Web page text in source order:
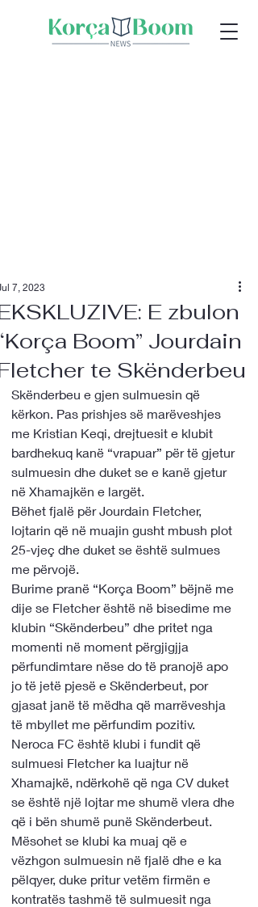
E zbulon
Boom” Jourdain
te Skënderbeu
7, 2023
Skënderbeu e gjen sulmuesin që
kërkon. Pas prishjes së marëveshjes
me Kristian Keqi, drejtuesit e klubit
bardhekuq kanë “vrapuar” për të gjetur
sulmuesin dhe duket se e kanë gjetur
në Xhamajkën e largët.
Bëhet fjalë për Jourdain Fletcher,
lojtarin që në muajin gusht mbush plot
25-vjeç dhe duket se është sulmues
me përvojë.
Burime pranë “Korça Boom” bëjnë me
dije se Fletcher është në bisedime me
klubin “Skënderbeu” dhe pritet nga
momenti në moment përgjigjja
përfundimtare nëse do të pranojë apo
jo të jetë pjesë e Skënderbeut, por
gjasat janë të mëdha që marrëveshja
të mbyllet me përfundim pozitiv.
Neroca FC është klubi i fundit që
sulmuesi Fletcher ka luajtur në
Xhamajkë, ndërkohë që nga CV duket
se është një lojtar me shumë vlera dhe
që i bën shumë punë Skënderbeut.
Mësohet se klubi ka muaj që e
vëzhgon sulmuesin në fjalë dhe e ka
pëlqyer, duke pritur vetëm firmën e
kontratës tashmë të sulmuesit nga